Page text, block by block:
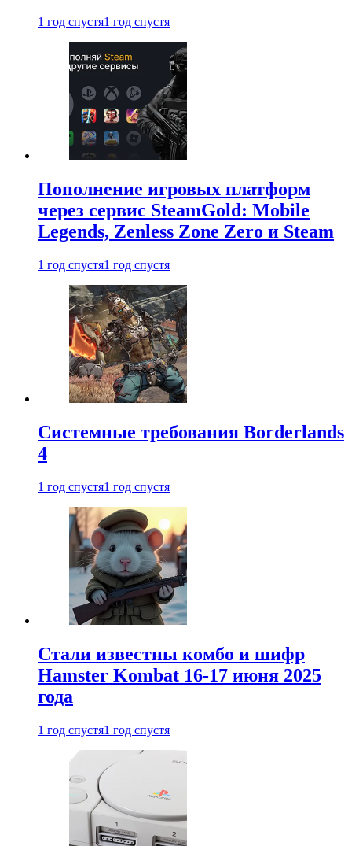
1 год спустя1 год спустя
Пополнение игровых платформ
через сервис SteamGold: Mobile
Legends, Zenless Zone Zero и Steam
1 год спустя1 год спустя
Системные требования Borderlands
4
1 год спустя1 год спустя
Стали известны комбо и шифр
Hamster Kombat 16-17 июня 2025
года
1 год спустя1 год спустя